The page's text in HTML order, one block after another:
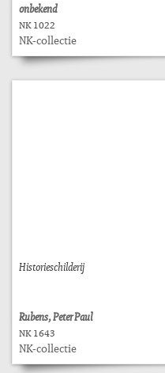
onbekend
NK 1022
NK-collectie
Historieschilderij
Rubens, Peter Paul
NK 1643
NK-collectie